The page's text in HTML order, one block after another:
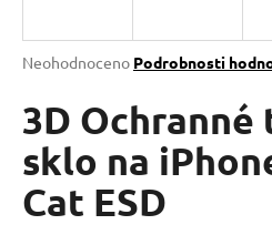
Průměrné
produktu
je
z
5
hvězdiček.
Neohodnoceno Podrobnosti
3D Ochranné
sklo na
Cat ESD
j
t
?